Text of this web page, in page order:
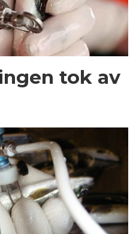
tok av